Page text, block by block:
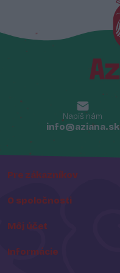
Napíš nám
info@aziana.sk
Pre zákazníkov
O spoločnosti
Môj účet
Informácie